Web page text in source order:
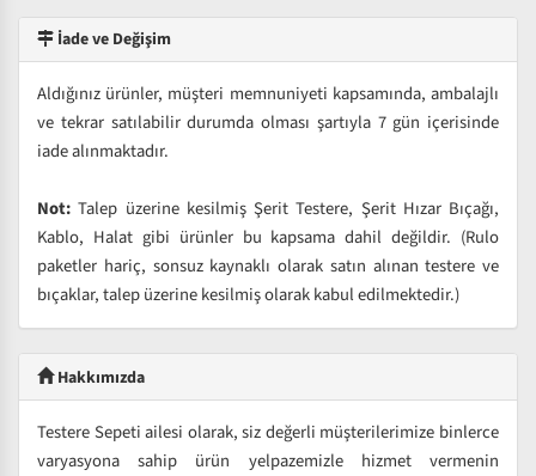
İade ve Değişim
Aldığınız ürünler, müşteri memnuniyeti kapsamında, ambalajlı
ve tekrar satılabilir durumda olması şartıyla 7 gün içerisinde
iade alınmaktadır.
Not: Talep üzerine kesilmiş Şerit Testere, Şerit Hızar Bıçağı,
Kablo, Halat gibi ürünler bu kapsama dahil değildir. (Rulo
paketler hariç, sonsuz kaynaklı olarak satın alınan testere ve
bıçaklar, talep üzerine kesilmiş olarak kabul edilmektedir.)
Hakkımızda
Testere Sepeti ailesi olarak, siz değerli müşterilerimize binlerce
varyasyona sahip ürün yelpazemizle hizmet vermenin